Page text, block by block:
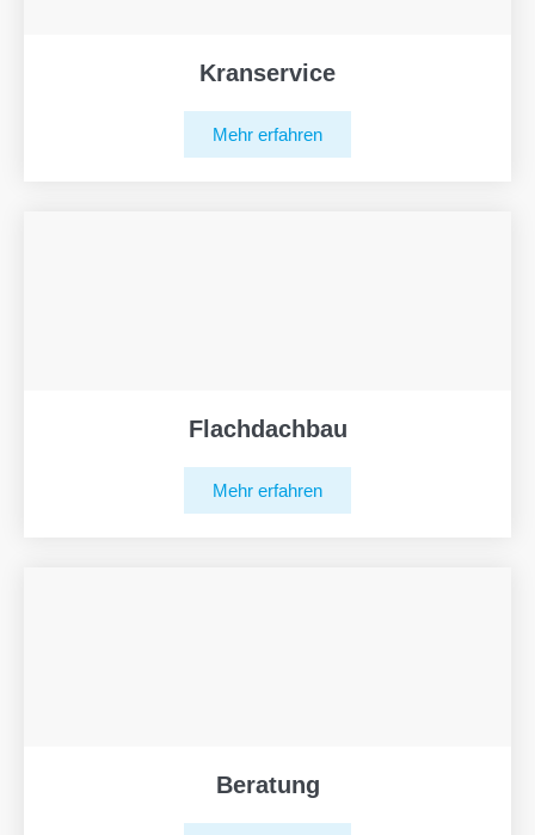
Kranservice
Mehr erfahren
Flachdachbau
Mehr erfahren
Beratung